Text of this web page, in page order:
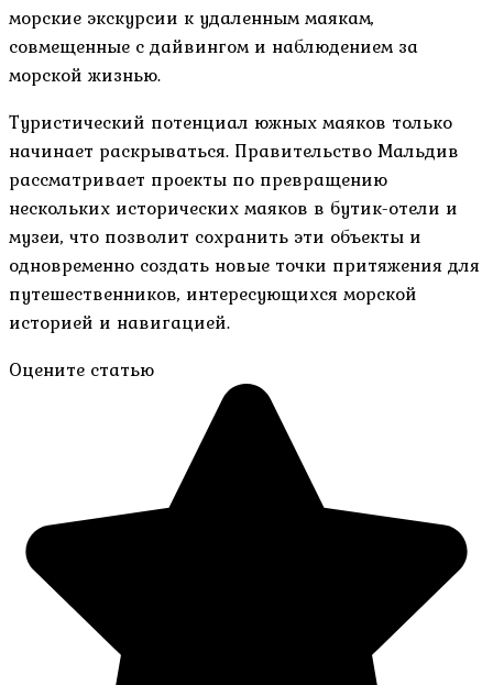
морские экскурсии к удаленным маякам,
совмещенные с дайвингом и наблюдением за
морской жизнью.
Туристический потенциал южных маяков только
начинает раскрываться. Правительство Мальдив
рассматривает проекты по превращению
нескольких исторических маяков в бутик-отели и
музеи, что позволит сохранить эти объекты и
одновременно создать новые точки притяжения для
путешественников, интересующихся морской
историей и навигацией.
Оцените статью